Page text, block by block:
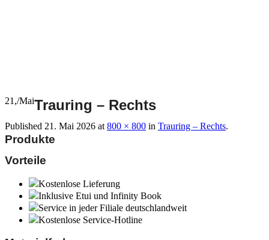
21,/MaiTrauring – Rechts
Published 21. Mai 2026 at 800 × 800 in Trauring – Rechts.
Produkte
Vorteile
Kostenlose Lieferung
Inklusive Etui und Infinity Book
Service in jeder Filiale deutschlandweit
Kostenlose Service-Hotline